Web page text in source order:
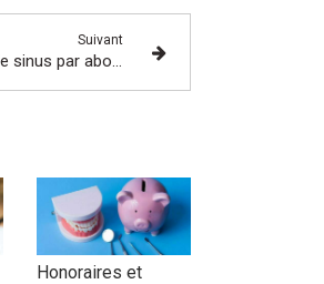
Suivant
Le comblement de sinus par abord crestal
Honoraires et